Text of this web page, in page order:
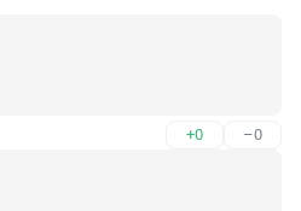
+0 –0